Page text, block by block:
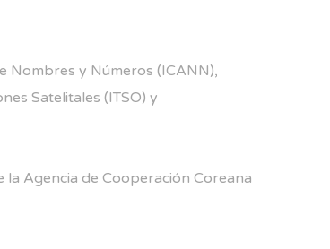
Nombres y Números (ICANN),
Satelitales (ITSO) y
Agencia de Cooperación Coreana